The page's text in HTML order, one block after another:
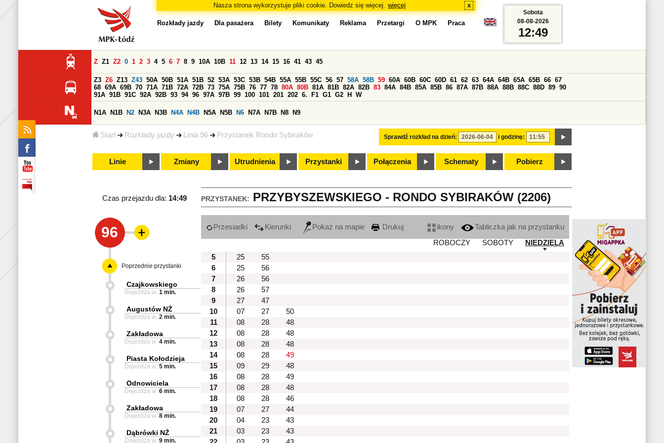
Nasza strona wykorzystuje pliki cookie. Dowiedz się więcej. więcej x
Start Rozkłady jazdy Linia 96 Przystanek Rondo Sybiraków
Rozkłady jazdy Dla pasażera Bilety Komunikaty Reklama Przetargi O MPK Praca
Sprawdź rozkład na dzień: i godzinę:
Z Z1 Z2 0 1 2 3 4 5 6 7 8 9 10A 10B 11 12 13 14 15 16 41 43 45
Z3 Z6 Z13 Z43 50A 50B 51A 51B 52 53A 53C 53B 54B 55A 55B 55C 56 57 58A 58B 59 60A 60B 60C 60D 61 62 63 64A 64B 65A 65B 66 67
68 69A 69B 70 71A 71B 72A 72B 73 75A 75B 76 77 78 80A 80B 81A 81B 82A 82B 83 84A 84B 85A 85B 86 87A 87B 88A 88B 88C 88D 89 90
91A 91B 91C 92A 92B 93 94 96 97A 97B 99 100 101 201 202 6. F1 G1 G2 H W
N1A N1B N2 N3A N3B N4A N4B N5A N5B N6 N7A N7B N8 N9
Linie Zmiany Utrudnienia Przystanki Połączenia Schematy Pobierz
Sobota
08-08-2026
12:49
PRZYSTANEK: PRZYBYSZEWSKIEGO - RONDO SYBIRAKÓW (2206)
Czas przejazdu dla: 14:49
96 Przesiadki Kierunki Pokaż na mapie Drukuj ikony
Tabliczka jak na przystanku
ROBOCZY
SOBOTY
NIEDZIELA
5
25
55
6
25
56
7
26
56
8
26
57
9
27
47
10
07 27
50
11
08 28
48
12
08 28
48
13
08 28
48
14
08 28
49
15
09 29
48
16
08 28
49
17
08 28
48
18
08 28
46
19
07 27
44
20
04 23
43
21
03 23
43
Poprzednie przystanki
Czajkowskiego
Dojeżdża w: 1 min.
Augustów NŻ
Dojeżdża w: 2 min.
Zakładowa
Dojeżdża w: 4 min.
Piasta Kołodzieja
Dojeżdża w: 5 min.
Odnowiciela
Dojeżdża w: 6 min.
Zakładowa
Dojeżdża w: 8 min.
Dąbrówki NŻ
Dojeżdża w: 9 min.